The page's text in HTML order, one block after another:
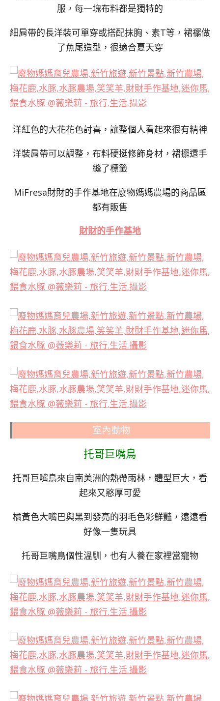
服，每一塊布料都是獨特的
細肩帶的長洋裝可單穿或搭配抹胸、素T等，裙襬做
了魚尾造型，很適合夏天穿
洋紅色的大花花色討喜，讓整個人看起來很有精神
洋裝肩帶可以調整，布料硬挺修飾身材，裙擺還手
縫了標籤
MiFresa財財的手作基地在廢物媽媽農場的商品區
都有販售
財財的手作基地
室內動物
托哥巨嘴鳥
托哥巨嘴鳥來自南美洲的熱帶雨林，體型巨大，看
起來又憨厚可愛
橘黃色大嘴巴與黑到發亮的羽毛色彩鮮豔，遠遠看
好像一隻玩具
托哥巨嘴鳥個性溫馴，也有人養在家裡當寵物